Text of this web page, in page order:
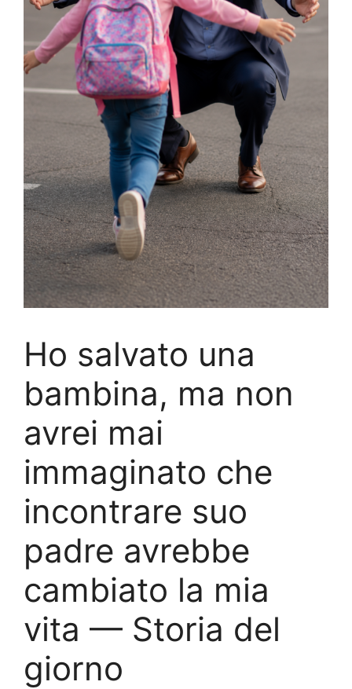
Ho salvato una
bambina, ma non
avrei mai
immaginato che
incontrare suo
padre avrebbe
cambiato la mia
vita — Storia del
giorno